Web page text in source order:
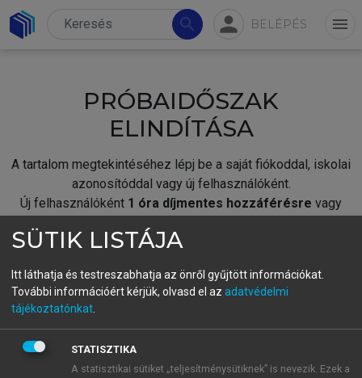
search person BELÉPÉS menu
PRÓBAIDŐSZAK
ELINDÍTÁSA
A tartalom megtekintéséhez lépj be a saját fiókoddal, iskolai
azonosítóddal vagy új felhasználóként.
Új felhasználóként 1 óra díjmentes hozzáférésre vagy
fiókoddal,vagy hozz létre új fiókot.
A regisztráció után apróbaidőszakautomatikusan
BELÉPÉS SAJÁT FIÓKKAL
SÜTIK LISTÁJA
Itt láthatja és testreszabhatja az önről gyűjtött információkat.
További információért kérjük, olvasd el az adatvédelmi
tájékoztatónkat
STATISZTIKA
A statisztikai sütiket „teljesítménysütiknek” is nevezik. Ezek a